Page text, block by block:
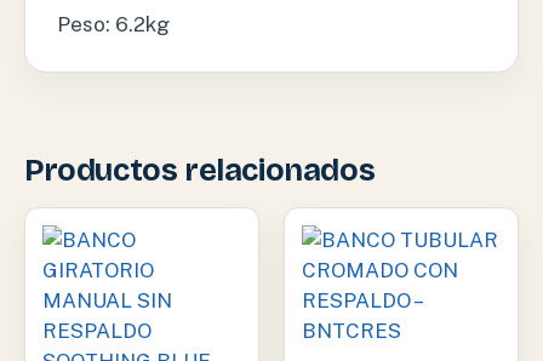
Peso: 6.2kg
Productos relacionados